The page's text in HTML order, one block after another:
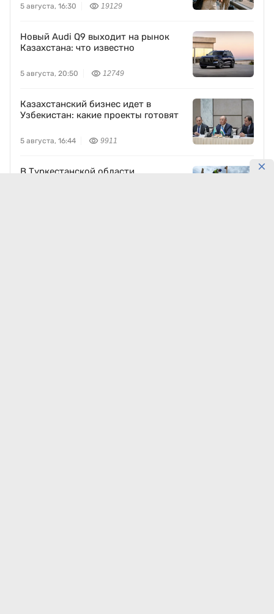
5 августа, 16:30 19129
Новый Audi Q9 выходит на рынок
Казахстана: что известно
5 августа, 20:50 12749
Казахстанский бизнес идет в
Узбекистан: какие проекты готовят
5 августа, 16:44 9911
В Туркестанской области